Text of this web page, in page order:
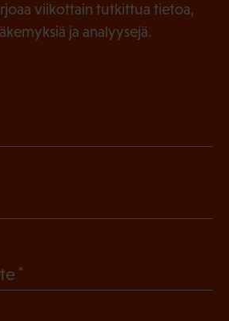
viikottain tutkittua tietoa,
ja analyysejä.